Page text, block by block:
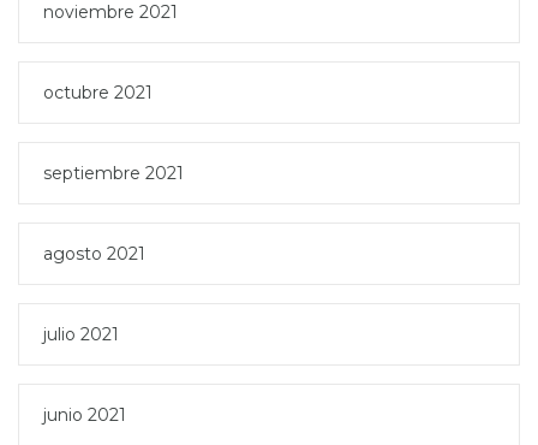
noviembre 2021
octubre 2021
septiembre 2021
agosto 2021
julio 2021
junio 2021